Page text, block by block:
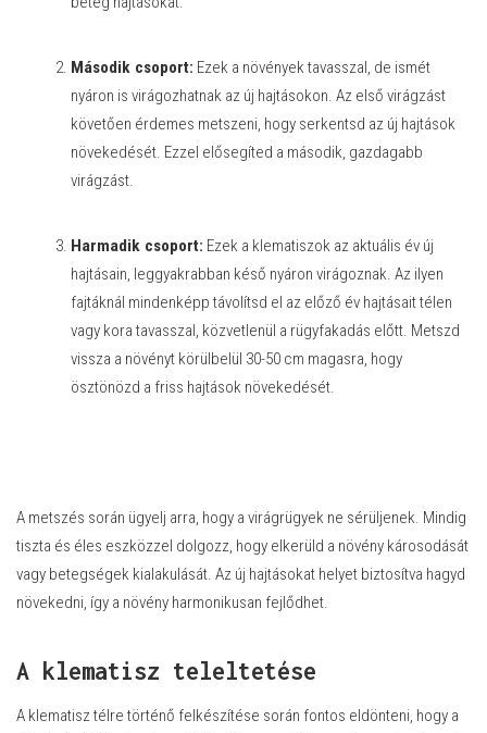
Második csoport: Ezek a növények tavasszal, de ismét
nyáron is virágozhatnak az új hajtásokon. Az első virágzást
követően érdemes metszeni, hogy serkentsd az új hajtások
növekedését. Ezzel elősegíted a második, gazdagabb
virágzást.
Harmadik csoport: Ezek a klematiszok az aktuális év új
hajtásain, leggyakrabban késő nyáron virágoznak. Az ilyen
fajtáknál mindenképp távolítsd el az előző év hajtásait télen
vagy kora tavasszal, közvetlenül a rügyfakadás előtt. Metszd
vissza a növényt körülbelül 30-50 cm magasra, hogy
ösztönözd a friss hajtások növekedését.
A metszés során ügyelj arra, hogy a virágrügyek ne sérüljenek. Mindig
tiszta és éles eszközzel dolgozz, hogy elkerüld a növény károsodását
vagy betegségek kialakulását. Az új hajtásokat helyet biztosítva hagyd
növekedni, így a növény harmonikusan fejlődhet.
A klematisz teleltetése
A klematisz télre történő felkészítése során fontos eldönteni, hogy a